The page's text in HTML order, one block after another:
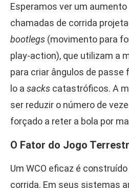
Esperamos ver um
chamadas de corrida
bootlegs (movimento para
play-action), que utilizam a
para criar ângulos de passe
lo a sacks catastróficos. A
ser reduzir o número de
forçado a reter a bola por
O Fator do Jogo
Um WCO eficaz é
corrida. Em seus sistemas